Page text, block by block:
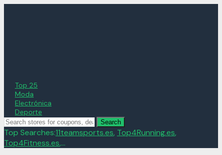
Top 25
Moda
Electrónica
Deporte
Search
Top Searches:11teamsports.es, Top4Running.es,
Top4Fitness.es,...